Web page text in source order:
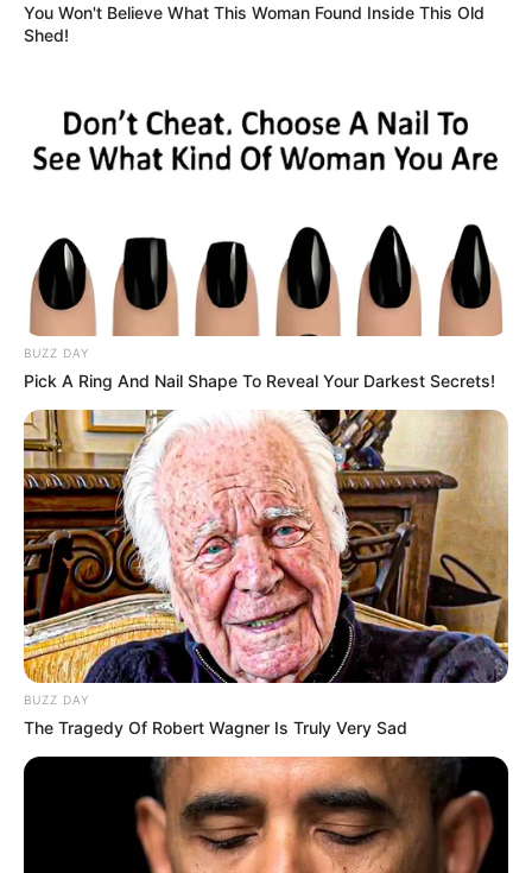
(foto: instagram/g_hanafiah)
FAQ
Siapa Gemala Hanafiah
Dia adalah presenter dan surfer kelahiran Balikpapan, Kalimantan
Timur.
Siapa nama asli Gemala Hanafiah?
Nama aslinya adalah Gemala Hanafiah.
You Won't Believe What This Woman Found Inside This Old
Shed!
BUZZ DAY
Pick A Ring And Nail Shape To Reveal Your Darkest Secrets!
BUZZ DAY
The Tragedy Of Robert Wagner Is Truly Very Sad